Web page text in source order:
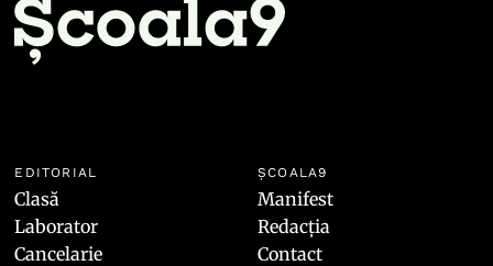
EDITORIAL
Clasă
Laborator
Cancelarie
ȘCOALA9
Manifest
Redacția
Contact